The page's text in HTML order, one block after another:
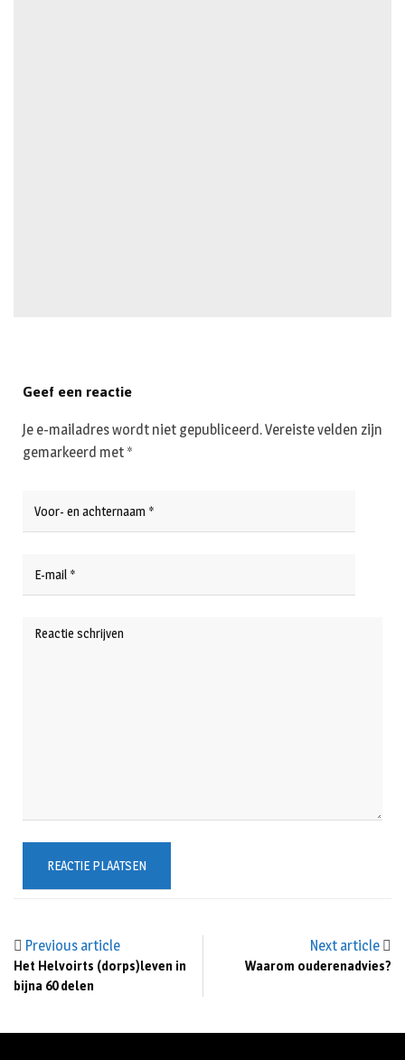
Previous article
Het Helvoirts (dorps)leven in
bijna 60 delen
Next article
Waarom ouderenadvies?
Geef een reactie
Je e-mailadres wordt niet gepubliceerd.Vereiste velden zijn
gemarkeerd met *